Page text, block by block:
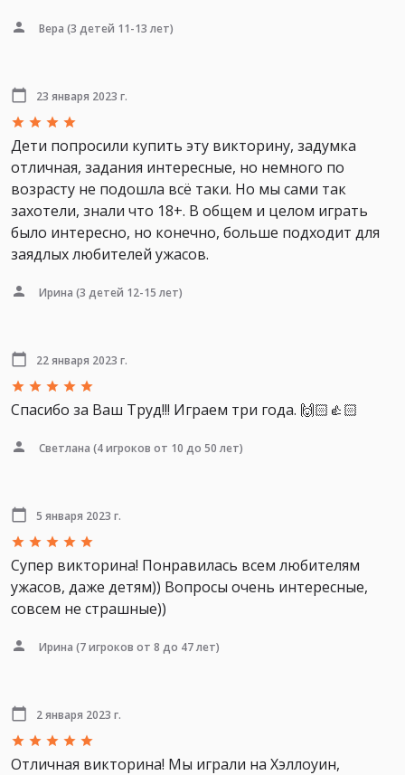
Вера (3 детей 11-13 лет)
23 января 2023 г.
Дети попросили купить эту викторину, задумка
отличная, задания интересные, но немного по
возрасту не подошла всё таки. Но мы сами так
захотели, знали что 18+. В общем и целом играть
было интересно, но конечно, больше подходит для
заядлых любителей ужасов.
Ирина (3 детей 12-15 лет)
22 января 2023 г.
Спасибо за Ваш Труд!!! Играем три года. 🙌🏻👍🏻
Светлана (4 игроков от 10 до 50 лет)
5 января 2023 г.
Супер викторина! Понравилась всем любителям
ужасов, даже детям)) Вопросы очень интересные,
совсем не страшные))
Ирина (7 игроков от 8 до 47 лет)
2 января 2023 г.
Отличная викторина! Мы играли на Хэллоуин,